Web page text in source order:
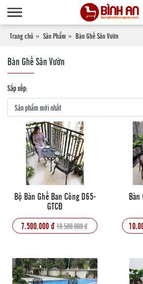
Trang chủ Sản Phẩm Bàn Ghế Sân Vườn
Bàn Ghế Sân Vườn
Sắp xếp:
Bộ Bàn Ghế Ban Công D65-
GTCĐ
7.500.000 đ10.500.000 đ
Bàn